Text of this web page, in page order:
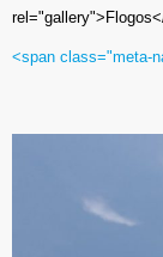
<span class="meta-